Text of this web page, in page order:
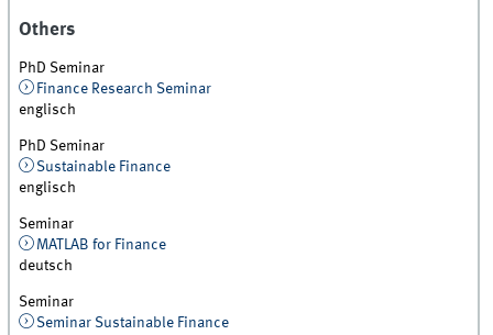
Others
PhD Seminar
Finance Research Seminar
englisch
PhD Seminar
Sustainable Finance
englisch
Seminar
MATLAB for Finance
deutsch
Seminar
Seminar Sustainable Finance